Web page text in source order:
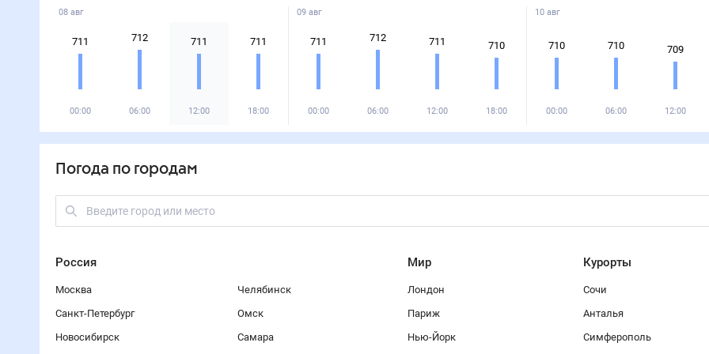
08 авг
711
00:00
712
06:00
711
12:00
711
18:00
09 авг
711
00:00
712
06:00
711
12:00
710
18:00
10 авг
710
00:00
710
06:00
709
12:00
Погода по городам
Россия
Москва
Санкт-Петербург
Новосибирск
Челябинск
Омск
Самара
Мир
Лондон
Париж
Нью-Йорк
Курорты
Сочи
Анталья
Симферополь